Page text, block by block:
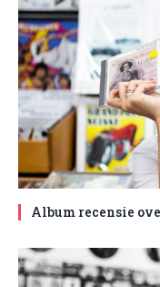
Album recensie